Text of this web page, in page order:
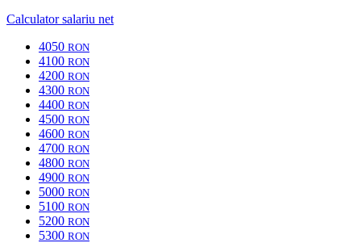
Calculator salariu net
4050 RON
4100 RON
4200 RON
4300 RON
4400 RON
4500 RON
4600 RON
4700 RON
4800 RON
4900 RON
5000 RON
5100 RON
5200 RON
5300 RON